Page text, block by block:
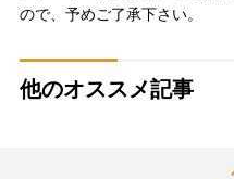
ので、予めご了承下さい。
他のオススメ記事